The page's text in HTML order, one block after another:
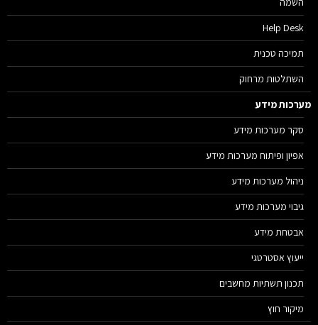
Help Desk
תמיכה טכנית
השתלטות מרחוק
מידע
סקר מערכות מידע
אפיון ופיתוח מערכות מידע
ניהול מערכות מידע
גיבוי מערכות מידע
אבטחת מידע
ייעוץ אסטרטגי
תכנון תשתיות מחשבים
מיקור חוץ